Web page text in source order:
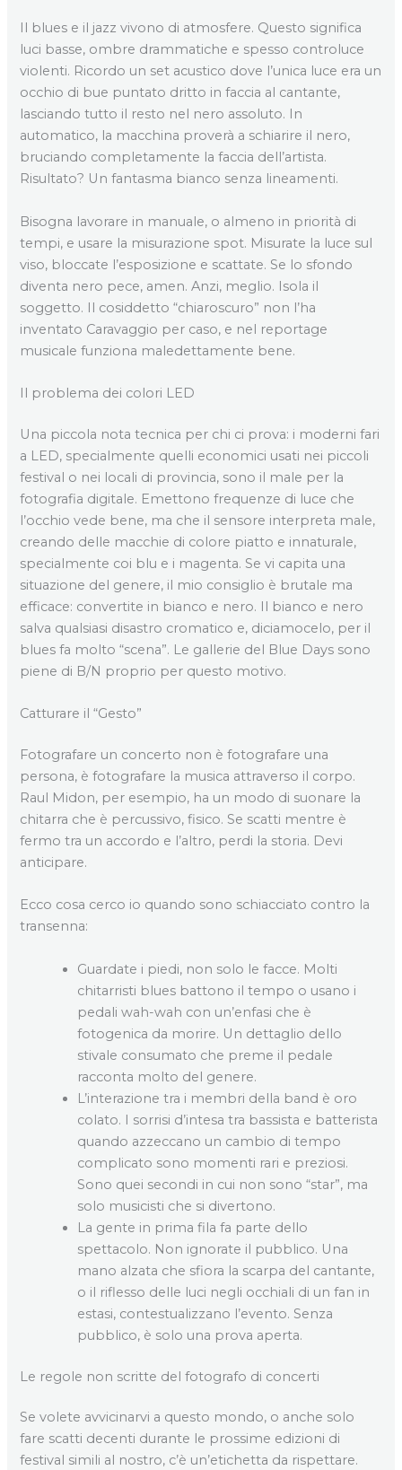
Il blues e il jazz vivono di atmosfere. Questo significa
luci basse, ombre drammatiche e spesso controluce
violenti. Ricordo un set acustico dove l’unica luce era un
occhio di bue puntato dritto in faccia al cantante,
lasciando tutto il resto nel nero assoluto. In
automatico, la macchina proverà a schiarire il nero,
bruciando completamente la faccia dell’artista.
Risultato? Un fantasma bianco senza lineamenti.
Bisogna lavorare in manuale, o almeno in priorità di
tempi, e usare la misurazione spot. Misurate la luce sul
viso, bloccate l’esposizione e scattate. Se lo sfondo
diventa nero pece, amen. Anzi, meglio. Isola il
soggetto. Il cosiddetto “chiaroscuro” non l’ha
inventato Caravaggio per caso, e nel reportage
musicale funziona maledettamente bene.
Il problema dei colori LED
Una piccola nota tecnica per chi ci prova: i moderni fari
a LED, specialmente quelli economici usati nei piccoli
festival o nei locali di provincia, sono il male per la
fotografia digitale. Emettono frequenze di luce che
l’occhio vede bene, ma che il sensore interpreta male,
creando delle macchie di colore piatto e innaturale,
specialmente coi blu e i magenta. Se vi capita una
situazione del genere, il mio consiglio è brutale ma
efficace: convertite in bianco e nero. Il bianco e nero
salva qualsiasi disastro cromatico e, diciamocelo, per il
blues fa molto “scena”. Le gallerie del Blue Days sono
piene di B/N proprio per questo motivo.
Catturare il “Gesto”
Fotografare un concerto non è fotografare una
persona, è fotografare la musica attraverso il corpo.
Raul Midon, per esempio, ha un modo di suonare la
chitarra che è percussivo, fisico. Se scatti mentre è
fermo tra un accordo e l’altro, perdi la storia. Devi
anticipare.
Ecco cosa cerco io quando sono schiacciato contro la
transenna:
Guardate i piedi, non solo le facce. Molti
chitarristi blues battono il tempo o usano i
pedali wah-wah con un’enfasi che è
fotogenica da morire. Un dettaglio dello
stivale consumato che preme il pedale
racconta molto del genere.
L’interazione tra i membri della band è oro
colato. I sorrisi d’intesa tra bassista e batterista
quando azzeccano un cambio di tempo
complicato sono momenti rari e preziosi.
Sono quei secondi in cui non sono “star”, ma
solo musicisti che si divertono.
La gente in prima fila fa parte dello
spettacolo. Non ignorate il pubblico. Una
mano alzata che sfiora la scarpa del cantante,
o il riflesso delle luci negli occhiali di un fan in
estasi, contestualizzano l’evento. Senza
pubblico, è solo una prova aperta.
Le regole non scritte del fotografo di concerti
Se volete avvicinarvi a questo mondo, o anche solo
fare scatti decenti durante le prossime edizioni di
festival simili al nostro, c’è un’etichetta da rispettare.